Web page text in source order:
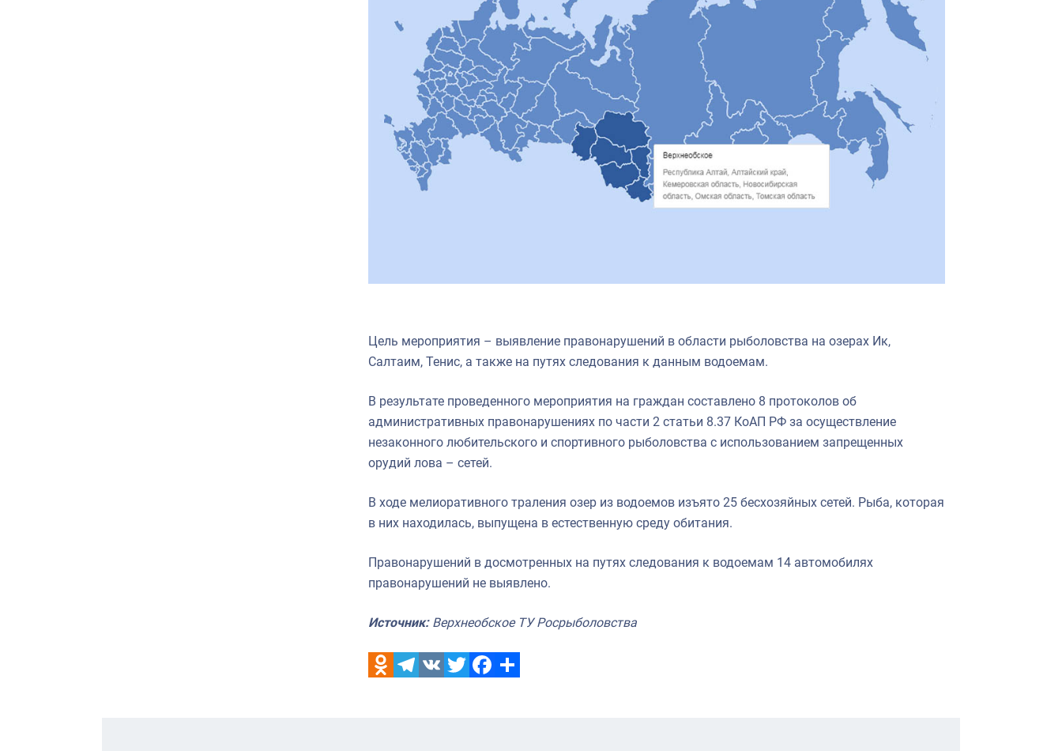
Цель мероприятия – выявление правонарушений в области рыболовства на озерах Ик,
Салтаим, Тенис, а также на путях следования к данным водоемам.
В результате проведенного мероприятия на граждан составлено 8 протоколов об
административных правонарушениях по части 2 статьи 8.37 КоАП РФ за осуществление
незаконного любительского и спортивного рыболовства с использованием запрещенных
орудий лова – сетей.
В ходе мелиоративного траления озер из водоемов изъято 25 бесхозяйных сетей. Рыба, которая
в них находилась, выпущена в естественную среду обитания.
Правонарушений в досмотренных на путях следования к водоемам 14 автомобилях
правонарушений не выявлено.
Источник:Верхнеобское ТУ Росрыболовства